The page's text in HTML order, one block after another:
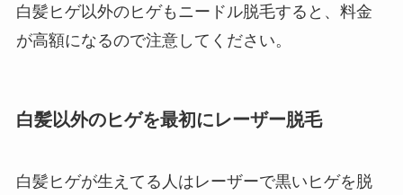
白髪ヒゲ以外のヒゲもニードル脱毛すると、料金
が高額になるので注意してください。
白髪以外のヒゲを最初にレーザー脱毛
白髪ヒゲが生えてる人はレーザーで黒いヒゲを脱